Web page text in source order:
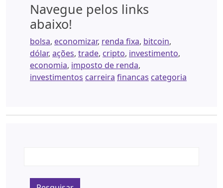
Navegue pelos links
abaixo!
bolsa, economizar, renda fixa, bitcoin,
dólar, ações, trade, cripto, investimento,
economia, imposto de renda,
investimentos carreira financas categoria